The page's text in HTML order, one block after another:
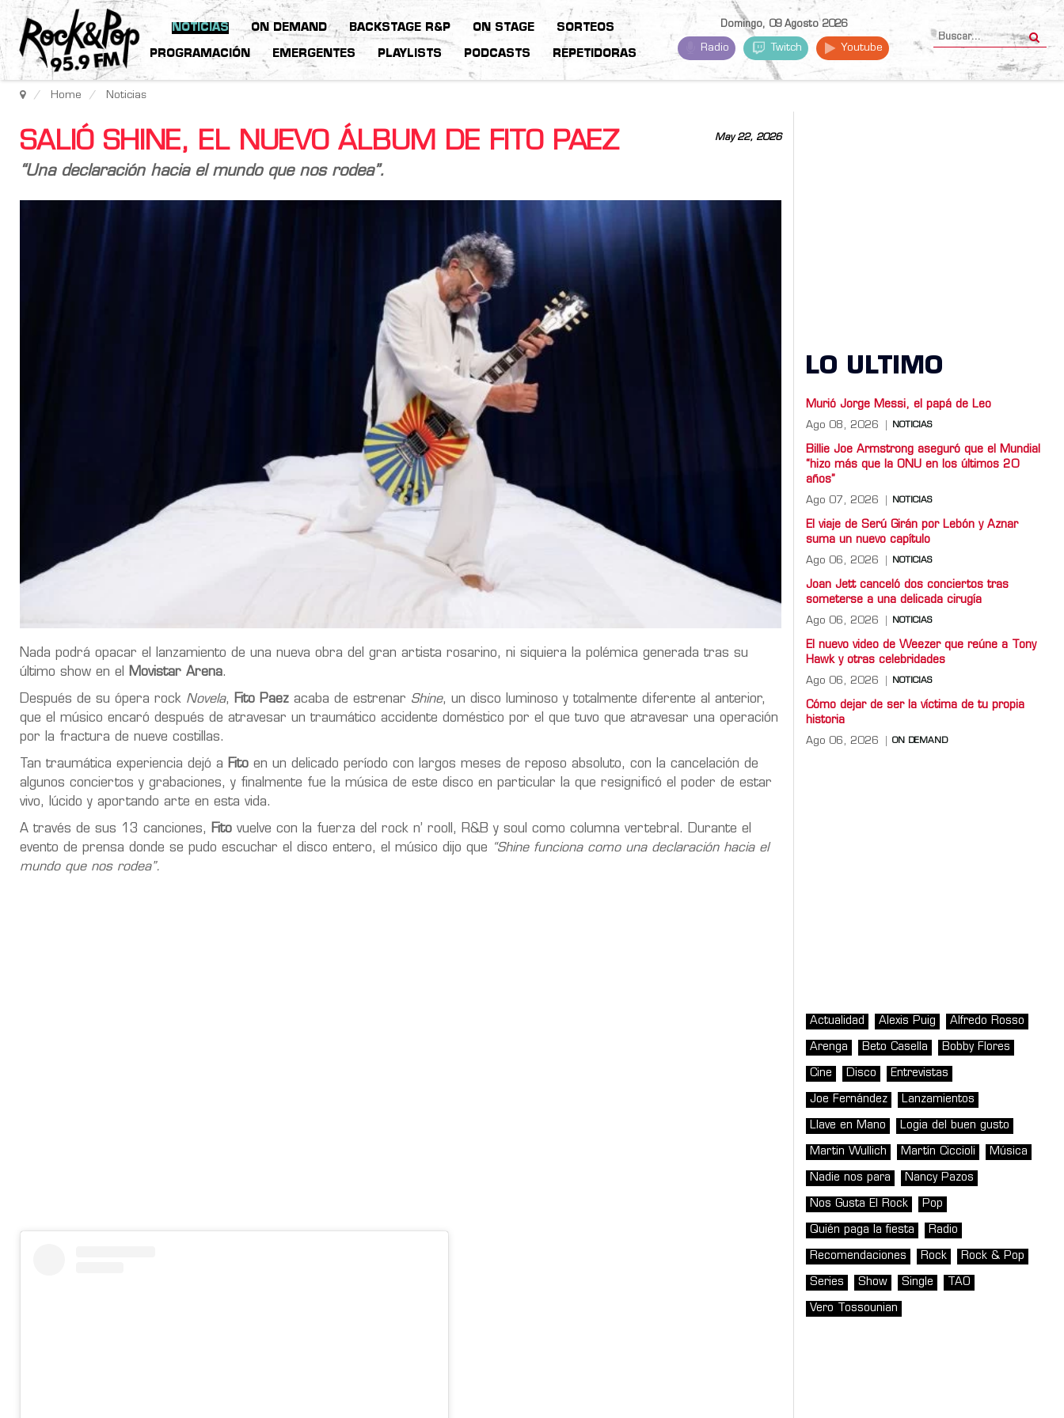
NOTICIAS ON DEMAND BACKSTAGE R&P ON STAGE SORTEOS
PROGRAMACIÓN EMERGENTES PLAYLISTS PODCASTS REPETIDORAS
Domingo, 09 Agosto 2026
Radio Twitch Youtube
Home Noticias
May 22, 2026
SALIÓ SHINE, EL NUEVO ÁLBUM DE FITO PAEZ
“Una declaración hacia el mundo que nos rodea”.
Nada podrá opacar el lanzamiento de una nueva obra del gran artista rosarino, ni siquiera la polémica generada tras su
último show en el
Movistar Arena.
Después de su ópera rock Novela, Fito Paez acaba de estrenar Shine, un disco luminoso y totalmente diferente al anterior,
que el músico encaró después de atravesar un traumático accidente doméstico por el que tuvo que atravesar una operación
por la fractura de nueve costillas.
Tan traumática experiencia dejó a Fito en un delicado período con largos meses de reposo absoluto, con la cancelación de
algunos conciertos y grabaciones, y finalmente fue la música de este disco en particular la que resignificó el poder de estar
vivo, lúcido y aportando arte en esta vida.
A través de sus 13 canciones, Fito vuelve con la fuerza del rock n’ rooll, R&B y soul como columna vertebral. Durante el
evento de prensa donde se pudo escuchar el disco entero, el músico dijo que
“Shine funciona como una declaración hacia el
mundo que nos rodea”.
LO ULTIMO
Murió Jorge Messi, el papá de Leo
Ago 08, 2026 NOTICIAS
Billie Joe Armstrong aseguró que el Mundial
“hizo más que la ONU en los últimos 20
años”
Ago 07, 2026 NOTICIAS
El viaje de Serú Girán por Lebón y Aznar
suma un nuevo capítulo
Ago 06, 2026 NOTICIAS
Joan Jett canceló dos conciertos tras
someterse a una delicada cirugía
Ago 06, 2026 NOTICIAS
El nuevo video de Weezer que reúne a Tony
Hawk y otras celebridades
Ago 06, 2026 NOTICIAS
Cómo dejar de ser la víctima de tu propia
historia
Ago 06, 2026 ON DEMAND
Actualidad Alexis Puig Alfredo Rosso
Arenga Beto Casella Bobby Flores
Cine Disco Entrevistas
Joe Fernández Lanzamientos
Llave en Mano Logia del buen gusto
Martin Wullich Martín Ciccioli Música
Nadie nos para Nancy Pazos
Nos Gusta El Rock Pop
Quién paga la fiesta Radio
Recomendaciones Rock Rock & Pop
Series Show Single TAO
Vero Tossounian